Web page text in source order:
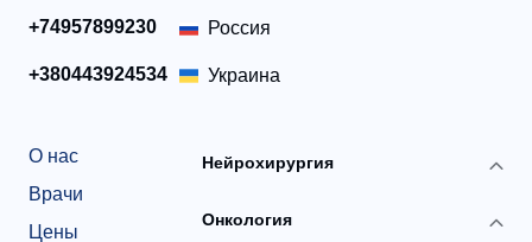
+74957899230 Россия
+380443924534 Украина
О нас
Врачи
Цены
Нейрохирургия
Онкология